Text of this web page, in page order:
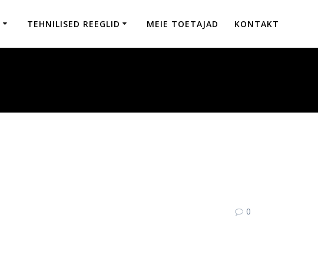
TEHNILISED REEGLID MEIE TOETAJAD KONTAKT
0